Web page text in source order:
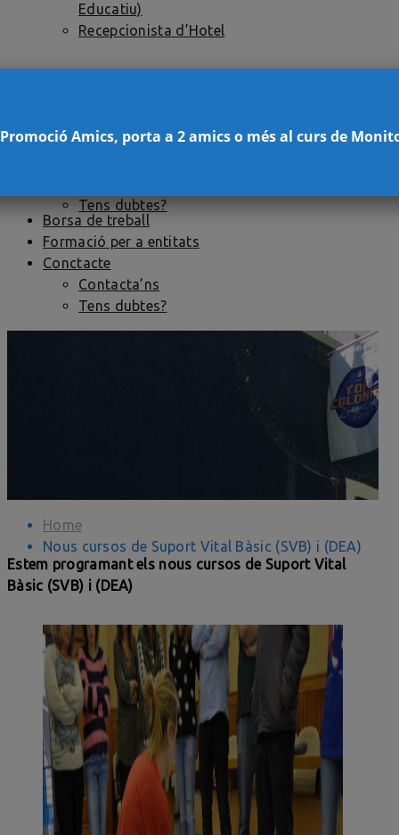
Educatiu)
Recepcionista d’Hotel
Tens dubtes?
Borsa de treball
Formació per a entitats
Conctacte
Contacta’ns
Tens dubtes?
Home
Nous cursos de Suport Vital Bàsic (SVB) i (DEA)
Estem programant els nous cursos de Suport Vital
Bàsic (SVB) i (DEA)
Amics, porta a 2 amics o més al curs de